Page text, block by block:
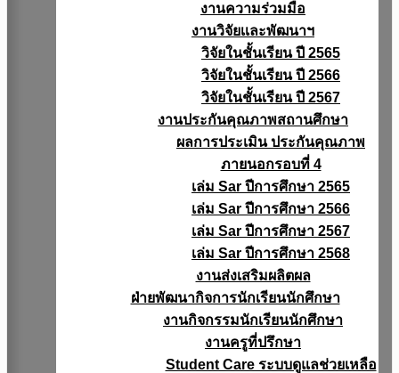
งานความร่วมมือ
งานวิจัยเเละพัฒนาฯ
วิจัยในชั้นเรียน ปี 2565
วิจัยในชั้นเรียน ปี 2566
วิจัยในชั้นเรียน ปี 2567
งานประกันคุณภาพสถานศึกษา
ผลการประเมิน ประกันคุณภาพ
ภายนอกรอบที่ 4
เล่ม Sar ปีการศึกษา 2565
เล่ม Sar ปีการศึกษา 2566
เล่ม Sar ปีการศึกษา 2567
เล่ม Sar ปีการศึกษา 2568
งานส่งเสริมผลิตผล
ฝ่ายพัฒนากิจการนักเรียนนักศึกษา
งานกิจกรรมนักเรียนนักศึกษา
งานครูที่ปรึกษา
Student Care ระบบดูแลช่วยเหลือ